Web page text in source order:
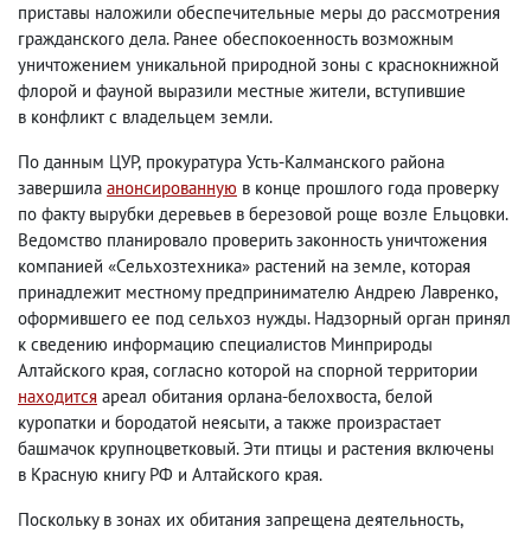
приставы наложили обеспечительные меры до рассмотрения
гражданского дела. Ранее обеспокоенность возможным
уничтожением уникальной природной зоны с краснокнижной
флорой и фауной выразили местные жители, вступившие
в конфликт с владельцем земли.
По данным ЦУР, прокуратура Усть-Калманского района
завершила анонсированную в конце прошлого года проверку
по факту вырубки деревьев в березовой роще возле Ельцовки.
Ведомство планировало проверить законность уничтожения
компанией «Сельхозтехника» растений на земле, которая
принадлежит местному предпринимателю Андрею Лавренко,
оформившего ее под сельхоз нужды. Надзорный орган принял
к сведению информацию специалистов Минприроды
Алтайского края, согласно которой на спорной территории
находится ареал обитания орлана-белохвоста, белой
куропатки и бородатой неясыти, а также произрастает
башмачок крупноцветковый. Эти птицы и растения включены
в Красную книгу РФ и Алтайского края.
Поскольку в зонах их обитания запрещена деятельность,